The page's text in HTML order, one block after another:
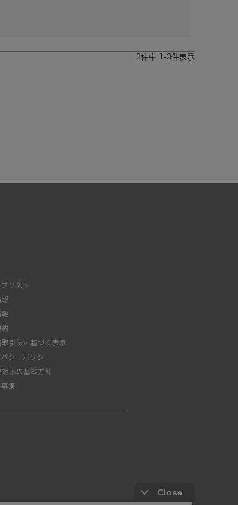
3件中 1 -3件表示
プリスト
約
取引法に基づく表示
バシーポリシー
対応の基本方針
募集